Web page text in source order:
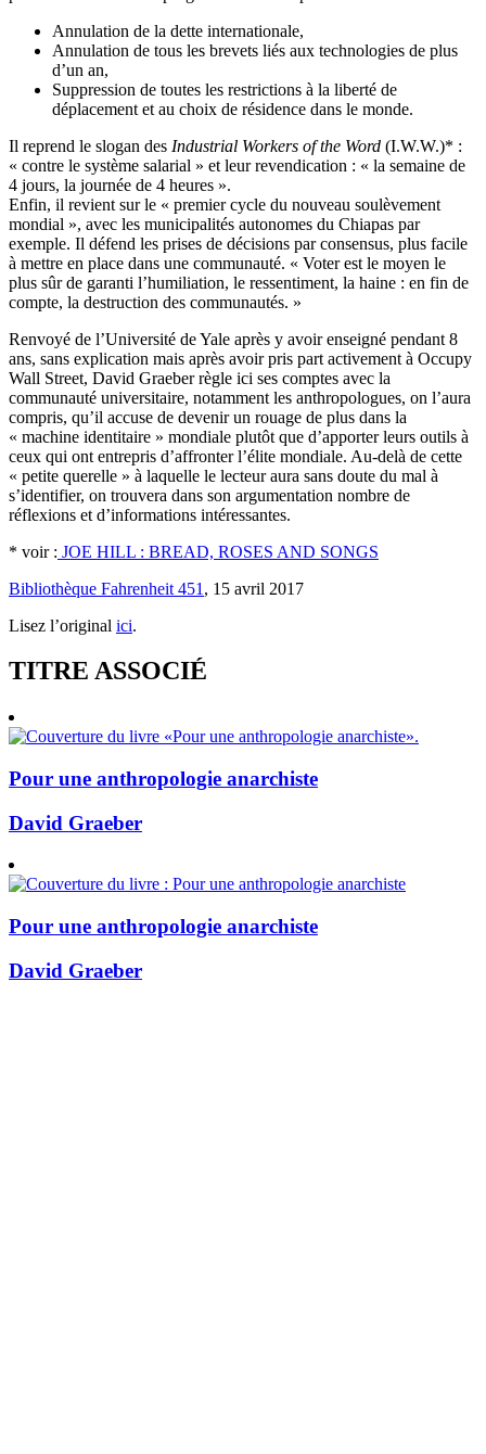
Annulation de la dette internationale,
Annulation de tous les brevets liés aux technologies de plus
d’un an,
Suppression de toutes les restrictions à la liberté de
déplacement et au choix de résidence dans le monde.
Il reprend le slogan des Industrial Workers of the Word (I.W.W.)* :
« contre le système salarial » et leur revendication : « la semaine de
4 jours, la journée de 4 heures ».
Enfin, il revient sur le « premier cycle du nouveau soulèvement
mondial », avec les municipalités autonomes du Chiapas par
exemple. Il défend les prises de décisions par consensus, plus facile
à mettre en place dans une communauté. « Voter est le moyen le
plus sûr de garanti l’humiliation, le ressentiment, la haine : en fin de
compte, la destruction des communautés. »
Renvoyé de l’Université de Yale après y avoir enseigné pendant 8
ans, sans explication mais après avoir pris part activement à Occupy
Wall Street, David Graeber règle ici ses comptes avec la
communauté universitaire, notamment les anthropologues, on l’aura
compris, qu’il accuse de devenir un rouage de plus dans la
« machine identitaire » mondiale plutôt que d’apporter leurs outils à
ceux qui ont entrepris d’affronter l’élite mondiale. Au-delà de cette
« petite querelle » à laquelle le lecteur aura sans doute du mal à
s’identifier, on trouvera dans son argumentation nombre de
réflexions et d’informations intéressantes.
* voir : JOE HILL : BREAD, ROSES AND SONGS
Bibliothèque Fahrenheit 451 , 15 avril 2017
Lisez l’original ici.
TITRE ASSOCIÉ
Pour une anthropologie anarchiste
David Graeber
Pour une anthropologie anarchiste
David Graeber